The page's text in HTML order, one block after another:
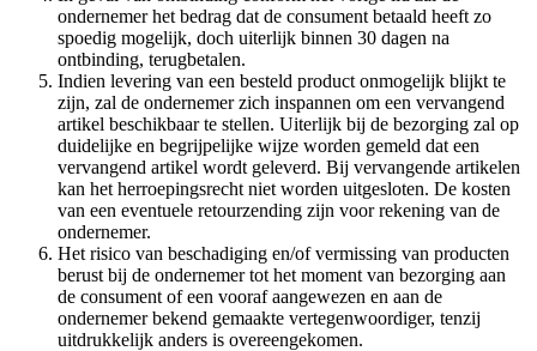
ondernemer het bedrag dat de consument betaald heeft zo
spoedig mogelijk, doch uiterlijk binnen 30 dagen na
ontbinding, terugbetalen.
Indien levering van een besteld product onmogelijk blijkt te
zijn, zal de ondernemer zich inspannen om een vervangend
artikel beschikbaar te stellen. Uiterlijk bij de bezorging zal op
duidelijke en begrijpelijke wijze worden gemeld dat een
vervangend artikel wordt geleverd. Bij vervangende artikelen
kan het herroepingsrecht niet worden uitgesloten. De kosten
van een eventuele retourzending zijn voor rekening van de
ondernemer.
Het risico van beschadiging en/of vermissing van producten
berust bij de ondernemer tot het moment van bezorging aan
de consument of een vooraf aangewezen en aan de
ondernemer bekend gemaakte vertegenwoordiger, tenzij
uitdrukkelijk anders is overeengekomen.